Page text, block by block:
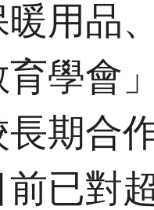
暖用品
育學會
期合
前已對